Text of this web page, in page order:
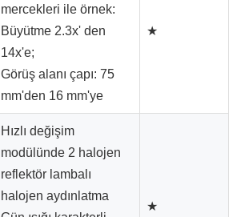
mercekleri ile örnek:
Büyütme 2.3x' den
14x'e;
Görüş alanı çapı: 75
mm'den 16 mm'ye
★
Hızlı değişim
modülünde 2 halojen
reflektör lambalı
halojen aydınlatma
★